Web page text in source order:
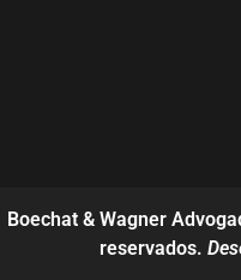
Boechat & Wagner
reservados.